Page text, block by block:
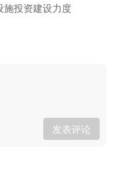
施投资建设力度
发表评论